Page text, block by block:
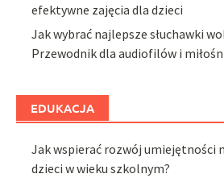
efektywne zajęcia dla dzieci
Jak wybrać najlepsze słuchawki
Przewodnik dla audiofilów i
EDUKACJA
Jak wspierać rozwój umiejętności
dzieci w wieku szkolnym?